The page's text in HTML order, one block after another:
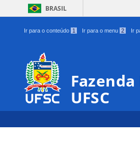
BRASIL
Ir para o conteúdo 1 Ir para o menu 2 Ir
UFSC